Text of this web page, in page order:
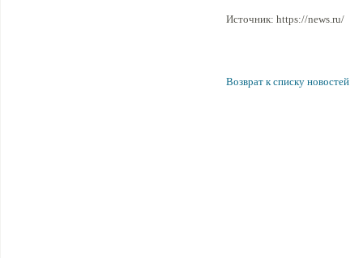
Источник: https://news.ru/
Возврат к списку новостей